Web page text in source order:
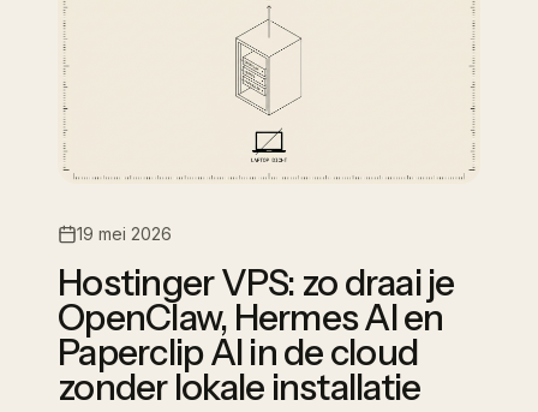
19 mei 2026
Hostinger VPS: zo draai je
OpenClaw, Hermes AI en
Paperclip AI in de cloud
zonder lokale installatie